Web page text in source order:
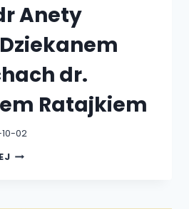
Anety
dr.
Ratajkiem
02
MIĘDZYNARODOWY